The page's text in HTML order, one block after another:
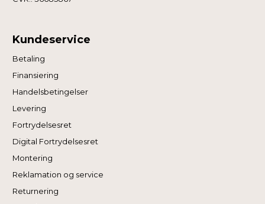
Kundeservice
Betaling
Finansiering
Handelsbetingelser
Levering
Fortrydelsesret
Digital Fortrydelsesret
Montering
Reklamation og service
Returnering